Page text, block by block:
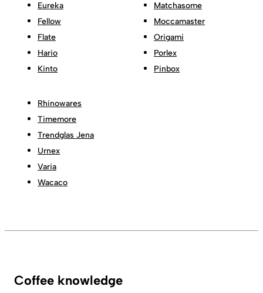
Eureka
Fellow
Flate
Hario
Kinto
Matchasome
Moccamaster
Origami
Porlex
Pinbox
Rhinowares
Timemore
Trendglas Jena
Urnex
Varia
Wacaco
Coffee knowledge